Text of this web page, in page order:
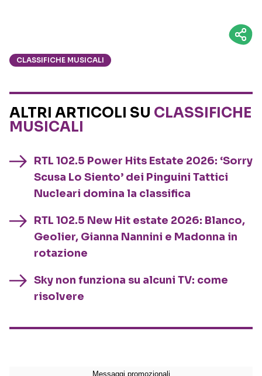
CLASSIFICHE MUSICALI
ALTRI ARTICOLI SU CLASSIFICHE
MUSICALI
RTL 102.5 Power Hits Estate 2026: ‘Sorry
Scusa Lo Siento’ dei Pinguini Tattici
Nucleari domina la classifica
RTL 102.5 New Hit estate 2026: Blanco,
Geolier, Gianna Nannini e Madonna in
rotazione
Sky non funziona su alcuni TV: come
risolvere